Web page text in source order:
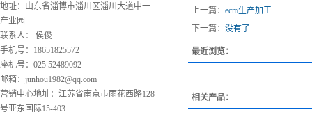
地址：山东省淄博市淄川区淄川大道中一
产业园
联系人： 侯俊
手机号：18651825572
座机号：025 52489092
邮箱： junhou1982@qq.com
营销中心地址：江苏省南京市雨花西路128
号亚东国际15-403
上一篇： ecm生产加工
下一篇： 没有了
最近浏览：
相关产品：